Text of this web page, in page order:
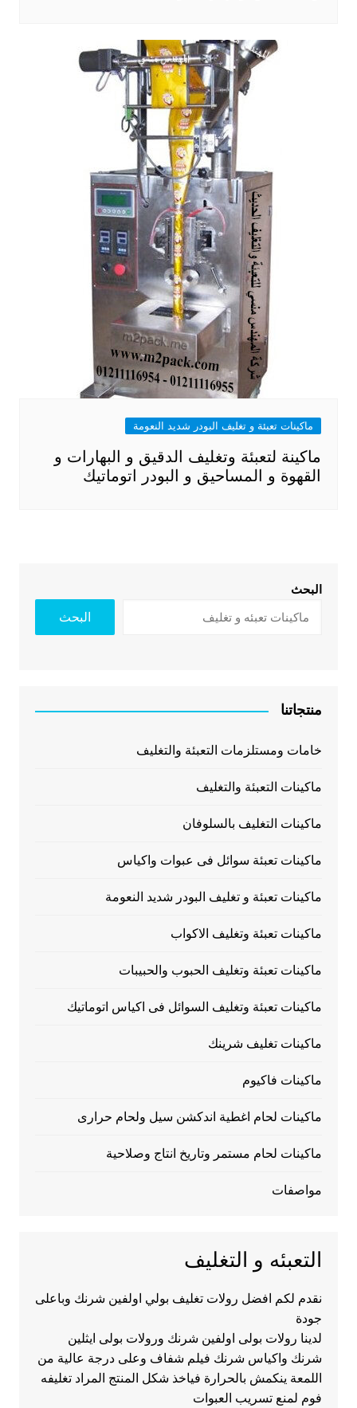
ماكينات تعبئة و تغليف البودر شديد النعومة
ماكينة لتعبئة وتغليف الدقيق و البهارات و
القهوة و المساحيق و البودر اتوماتيك
البحث
البحث
منتجاتنا
خامات ومستلزمات التعبئة والتغليف
ماكينات التعبئة والتغليف
ماكينات التغليف بالسلوفان
ماكينات تعبئة سوائل فى عبوات واكياس
ماكينات تعبئة و تغليف البودر شديد النعومة
ماكينات تعبئة وتغليف الاكواب
ماكينات تعبئة وتغليف الحبوب والحبيبات
ماكينات تعبئة وتغليف السوائل فى اكياس اتوماتيك
ماكينات تغليف شرينك
ماكينات فاكيوم
ماكينات لحام اغطية اندكشن سيل ولحام حرارى
ماكينات لحام مستمر وتاريخ انتاج وصلاحية
مواصفات
التعبئه و التغليف
نقدم لكم افضل رولات تغليف بولي اولفين شرنك وباعلى
جودة
لدينا رولات بولى اولفين شرنك ورولات بولى ايثلين
شرنك واكياس شرنك فيلم شفاف وعلى درجة عالية من
اللمعة ينكمش بالحرارة فياخذ شكل المنتج المراد تغليفه
فوم لمنع تسريب العبوات